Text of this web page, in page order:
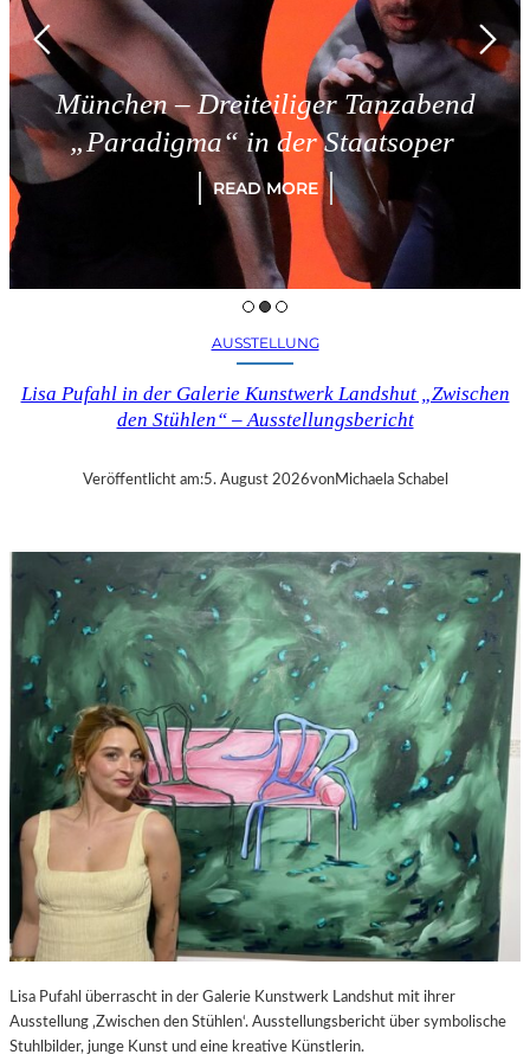
– Dreiteiliger Tanzabend
in der Staatsoper
AUSSTELLUNG
Lisa Pufahl in der Galerie Kunstwerk Landshut „Zwischen
den Stühlen“ – Ausstellungsbericht
Veröffentlicht am:5. August 2026vonMichaela Schabel
Lisa Pufahl überrascht in der Galerie Kunstwerk Landshut mit ihrer
Ausstellung ‚Zwischen den Stühlen‘. Ausstellungsbericht über symbolische
Stuhlbilder, junge Kunst und eine kreative Künstlerin.